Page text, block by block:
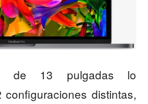
de 13 pulgadas lo
distintas,